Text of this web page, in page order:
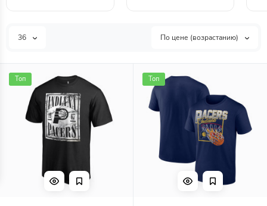
36 По цене (возрастанию)
Топ Топ